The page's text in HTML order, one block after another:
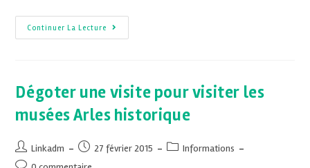
Continuer La Lecture
Dégoter une visite pour visiter les
musées Arles historique
Linkadm 27 février 2015
Informations